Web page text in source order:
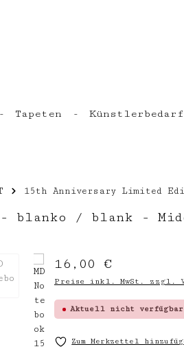
Tapeten Künstlerbedarf
15th Anniversary Limited
- blanko / blank -
Regulärer Preis:
16,00 €
Preise inkl. MwSt. zzgl.
Aktuell nicht verfügbar
Zum Merkzettel